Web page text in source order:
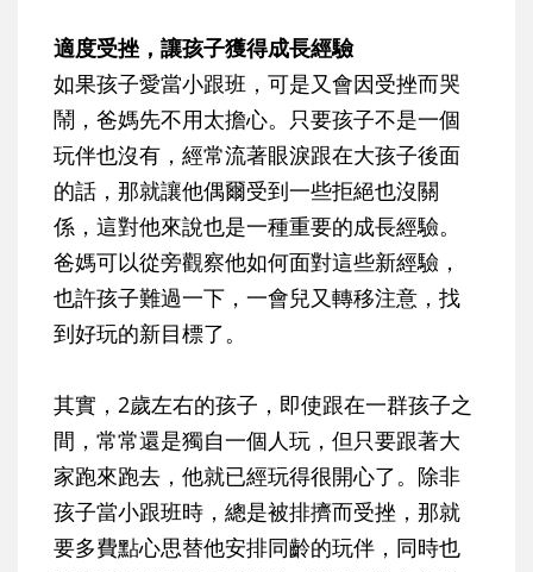
適度受挫，讓孩子獲得成長經驗
如果孩子愛當小跟班，可是又會因受挫而哭
鬧，爸媽先不用太擔心。只要孩子不是一個
玩伴也沒有，經常流著眼淚跟在大孩子後面
的話，那就讓他偶爾受到一些拒絕也沒關
係，這對他來說也是一種重要的成長經驗。
爸媽可以從旁觀察他如何面對這些新經驗，
也許孩子難過一下，一會兒又轉移注意，找
到好玩的新目標了。
其實，2歲左右的孩子，即使跟在一群孩子之
間，常常還是獨自一個人玩，但只要跟著大
家跑來跑去，他就已經玩得很開心了。除非
孩子當小跟班時，總是被排擠而受挫，那就
要多費點心思替他安排同齡的玩伴，同時也